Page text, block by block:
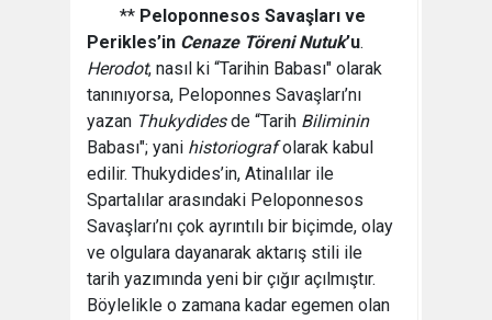
** Peloponnesos Savaşları ve
Perikles’in Cenaze Töreni Nutuk’u.
Herodot, nasıl ki “Tarihin Babası" olarak
tanınıyorsa, Peloponnes Savaşları’nı
yazan Thukydidesde “Tarih Biliminin
Babası"; yani historiografolarak kabul
edilir. Thukydides’in, Atinalılar ile
Spartalılar arasındaki Peloponnesos
Savaşları’nı çok ayrıntılı bir biçimde, olay
ve olgulara dayanarak aktarış stili ile
tarih yazımında yeni bir çığır açılmıştır.
Böylelikle o zamana kadar egemen olan